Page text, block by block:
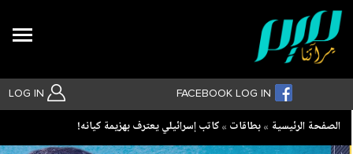
LOG IN FACEBOOK LOG IN
Breadcrumb
الصفحة الرئيسية بطاقات كاتب إسرائيلي يعترف بهزيمة كيانه!